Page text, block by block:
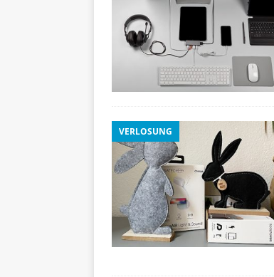
VERLOSUNG